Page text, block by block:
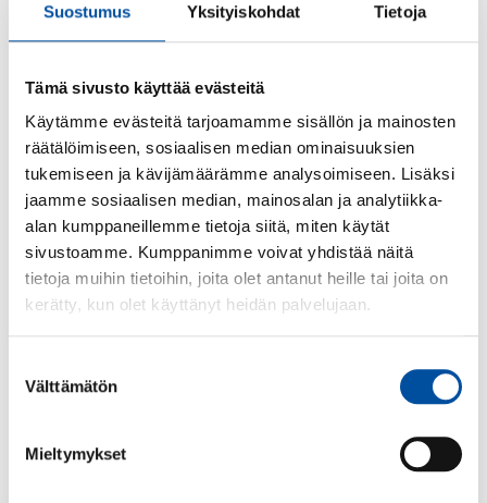
Suostumus Yksityiskohdat Tietoja
Tämä sivusto käyttää evästeitä
Käytämme evästeitä tarjoamamme sisällön ja mainosten
räätälöimiseen, sosiaalisen median ominaisuuksien
tukemiseen ja kävijämäärämme analysoimiseen. Lisäksi
jaamme sosiaalisen median, mainosalan ja analytiikka-
alan kumppaneillemme tietoja siitä, miten käytät
sivustoamme. Kumppanimme voivat yhdistää näitä
tietoja muihin tietoihin, joita olet antanut heille tai joita on
kerätty, kun olet käyttänyt heidän palvelujaan.
valinta
Välttämätön
Mieltymykset
noudattamisen ja työnantajan puolelta myös
irtisanomisperusteen. Työnantaja voi muuttaa
on irtisanomisperuste tai työntekijä ja työnantaja
sopivat muutoksesta.
Tee työsopimus
kirjallisesti tai sähköisesti
SuPer suosittelee tekemään työsopimuksen
Älä allekirjoita sopimusta, jos et ymmärrä jotakin
laatijalta tarkennuksia sopimukseen ja pyrkiä